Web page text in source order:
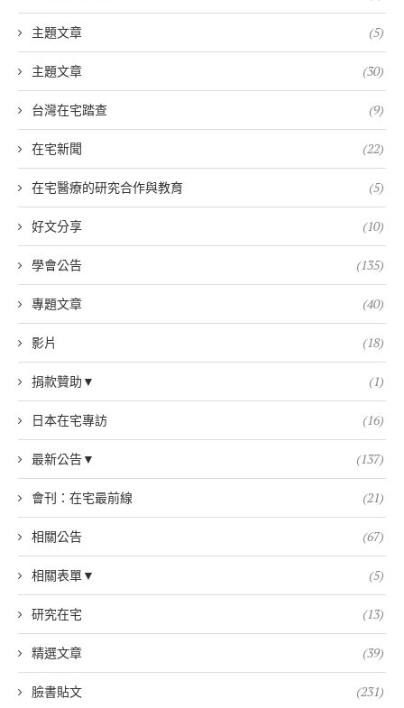
主題文章 (5)
主題文章 (30)
台灣在宅踏查 (9)
在宅新聞 (22)
在宅醫療的研究合作與教育 (5)
好文分享 (10)
學會公告 (135)
專題文章 (40)
影片 (18)
捐款贊助▼ (1)
日本在宅專訪 (16)
最新公告▼ (137)
會刊：在宅最前線 (21)
相關公告 (67)
相關表單▼ (5)
研究在宅 (13)
精選文章 (39)
臉書貼文 (231)